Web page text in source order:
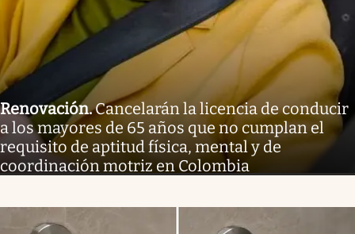
Renovación.Cancelarán la licencia de conducir
a los mayores de 65 años que no cumplan el
requisito de aptitud física, mental y de
coordinación motriz en Colombia